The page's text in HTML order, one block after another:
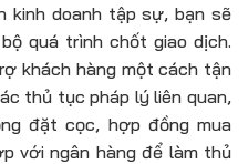
kinh doanh tập sự, bạn sẽ
quá trình chốt giao dịch.
khách hàng một cách tận
thủ tục pháp lý liên quan,
đặt cọc, hợp đồng mua
với ngân hàng để làm thủ